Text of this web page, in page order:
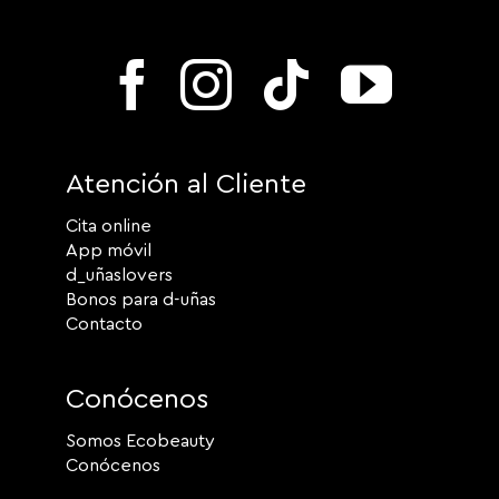
Atención al Cliente
Cita online
App móvil
d_uñaslovers
Bonos para d-uñas
Contacto
Conócenos
Somos Ecobeauty
Conócenos